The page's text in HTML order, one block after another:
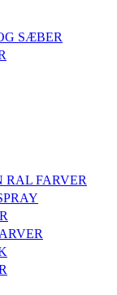
SÆBER
RAL FARVER